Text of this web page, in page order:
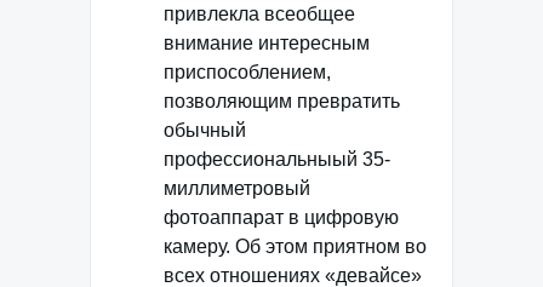
привлекла всеобщее
внимание интересным
приспособлением,
позволяющим превратить
обычный
профессиональныый 35-
миллиметровый
фотоаппарат в цифровую
камеру. Об этом приятном во
всех отношениях «девайсе»